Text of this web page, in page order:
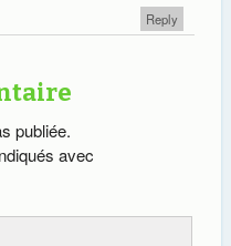
Reply
publiée.
avec